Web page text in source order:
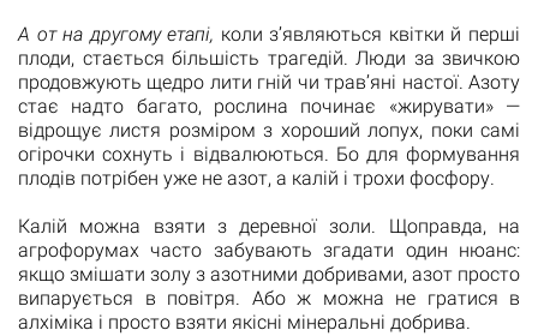
А от на другому етапі, коли з’являються квітки й перші
плоди, стається більшість трагедій. Люди за звичкою
продовжують щедро лити гній чи трав’яні настої. Азоту
стає надто багато, рослина починає «жирувати» —
відрощує листя розміром з хороший лопух, поки самі
огірочки сохнуть і відвалюються. Бо для формування
плодів потрібен уже не азот, а калій і трохи фосфору.
Калій можна взяти з деревної золи. Щоправда, на
агрофорумах часто забувають згадати один нюанс:
якщо змішати золу з азотними добривами, азот просто
випарується в повітря. Або ж можна не гратися в
алхіміка і просто взяти якісні мінеральні добрива.